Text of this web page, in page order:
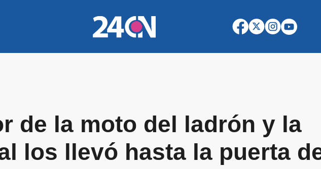
de la moto del ladrón y la
los llevó hasta la puerta